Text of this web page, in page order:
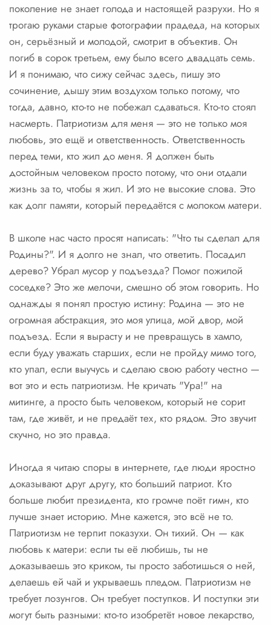
поколение не знает голода и настоящей разрухи. Но я
трогаю руками старые фотографии прадеда, на которых
он, серьёзный и молодой, смотрит в объектив. Он
погиб в сорок третьем, ему было всего двадцать семь.
И я понимаю, что сижу сейчас здесь, пишу это
сочинение, дышу этим воздухом только потому, что
тогда, давно, кто-то не побежал сдаваться. Кто-то стоял
насмерть. Патриотизм для меня — это не только моя
любовь, это ещё и ответственность. Ответственность
перед теми, кто жил до меня. Я должен быть
достойным человеком просто потому, что они отдали
жизнь за то, чтобы я жил. И это не высокие слова. Это
как долг памяти, который передаётся с молоком матери.
В школе нас часто просят написать: "Что ты сделал для
Родины?". И я долго не знал, что ответить. Посадил
дерево? Убрал мусор у подъезда? Помог пожилой
соседке? Это же мелочи, смешно об этом говорить. Но
однажды я понял простую истину: Родина — это не
огромная абстракция, это моя улица, мой двор, мой
подъезд. Если я вырасту и не превращусь в хамло,
если буду уважать старших, если не пройду мимо того,
кто упал, если выучусь и сделаю свою работу честно —
вот это и есть патриотизм. Не кричать "Ура!" на
митинге, а просто быть человеком, который не сорит
там, где живёт, и не предаёт тех, кто рядом. Это звучит
скучно, но это правда.
Иногда я читаю споры в интернете, где люди яростно
доказывают друг другу, кто больший патриот. Кто
больше любит президента, кто громче поёт гимн, кто
лучше знает историю. Мне кажется, это всё не то.
Патриотизм не терпит показухи. Он тихий. Он — как
любовь к матери: если ты её любишь, ты не
доказываешь это криком, ты просто заботишься о ней,
делаешь ей чай и укрываешь пледом. Патриотизм не
требует лозунгов. Он требует поступков. И поступки эти
могут быть разными: кто-то изобретёт новое лекарство,